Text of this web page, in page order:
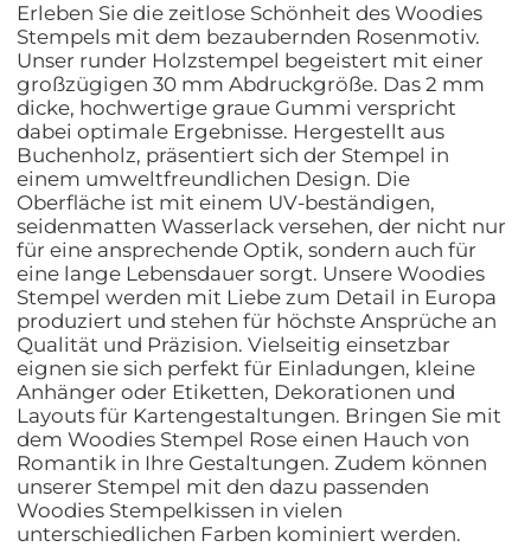
Erleben Sie die zeitlose Schönheit des Woodies
Stempels mit dem bezaubernden Rosenmotiv.
Unser runder Holzstempel begeistert mit einer
großzügigen 30 mm Abdruckgröße. Das 2 mm
dicke, hochwertige graue Gummi verspricht
dabei optimale Ergebnisse. Hergestellt aus
Buchenholz, präsentiert sich der Stempel in
einem umweltfreundlichen Design. Die
Oberfläche ist mit einem UV-beständigen,
seidenmatten Wasserlack versehen, der nicht nur
für eine ansprechende Optik, sondern auch für
eine lange Lebensdauer sorgt. Unsere Woodies
Stempel werden mit Liebe zum Detail in Europa
produziert und stehen für höchste Ansprüche an
Qualität und Präzision. Vielseitig einsetzbar
eignen sie sich perfekt für Einladungen, kleine
Anhänger oder Etiketten, Dekorationen und
Layouts für Kartengestaltungen. Bringen Sie mit
dem Woodies Stempel Rose einen Hauch von
Romantik in Ihre Gestaltungen. Zudem können
unserer Stempel mit den dazu passenden
Woodies Stempelkissen in vielen
unterschiedlichen Farben kominiert werden.